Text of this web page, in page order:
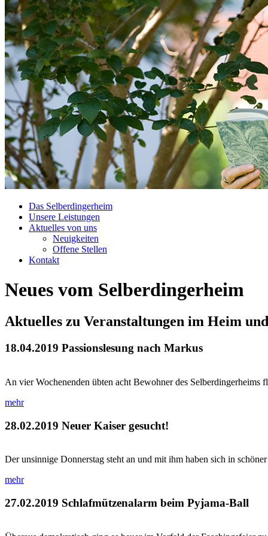
Das Selberdingerheim
Unsere Leistungen
Aktuelles von uns
Neuigkeiten
Offene Stellen
Kontakt
Neues vom Selberdingerheim
Aktuelles zu Veranstaltungen im Heim
18.04.2019 Passionslesung nach Markus
An vier Wochenenden übten acht Bewohner des
mehr
28.02.2019 Neuer Kaiser gesucht!
Der unsinnige Donnerstag steht an und mit ihm haben sich in
mehr
27.02.2019 Schlafmützenalarm beim Pyjama-Ball